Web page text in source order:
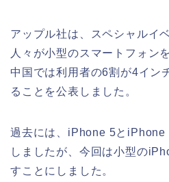
アップル社は、スペシャルイ
人々が小型のスマートフォン
中国では利用者の6割が4イン
ることを公表しました。
過去には、iPhone 5とiPhone
しましたが、今回は小型の
すことにしました。